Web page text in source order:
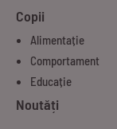
Copii
Alimentație
Comportament
Educație
Noutăți